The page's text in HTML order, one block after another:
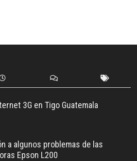
3G en Tigo Guatemala
a algunos problemas de las
Epson L200